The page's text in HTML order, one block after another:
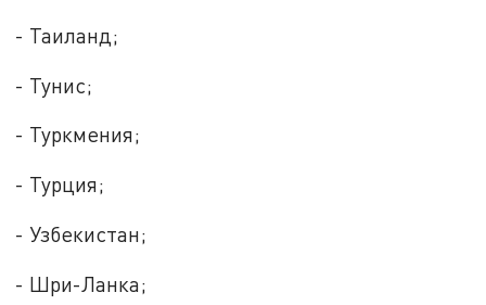
- Таиланд;
- Тунис;
- Туркмения;
- Турция;
- Узбекистан;
- Шри-Ланка;